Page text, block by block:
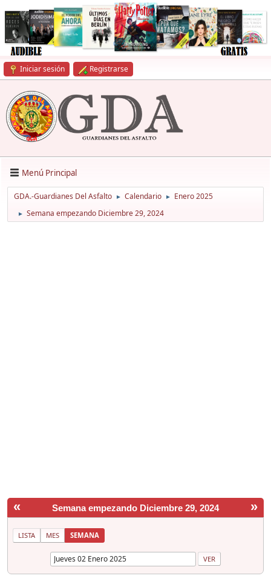
Iniciar sesión Registrarse
Menú Principal
GDA.-Guardianes Del Asfalto ► Calendario ► Enero 2025
► Semana empezando Diciembre 29, 2024
« »
Semana empezando Diciembre 29, 2024
LISTA MES SEMANA